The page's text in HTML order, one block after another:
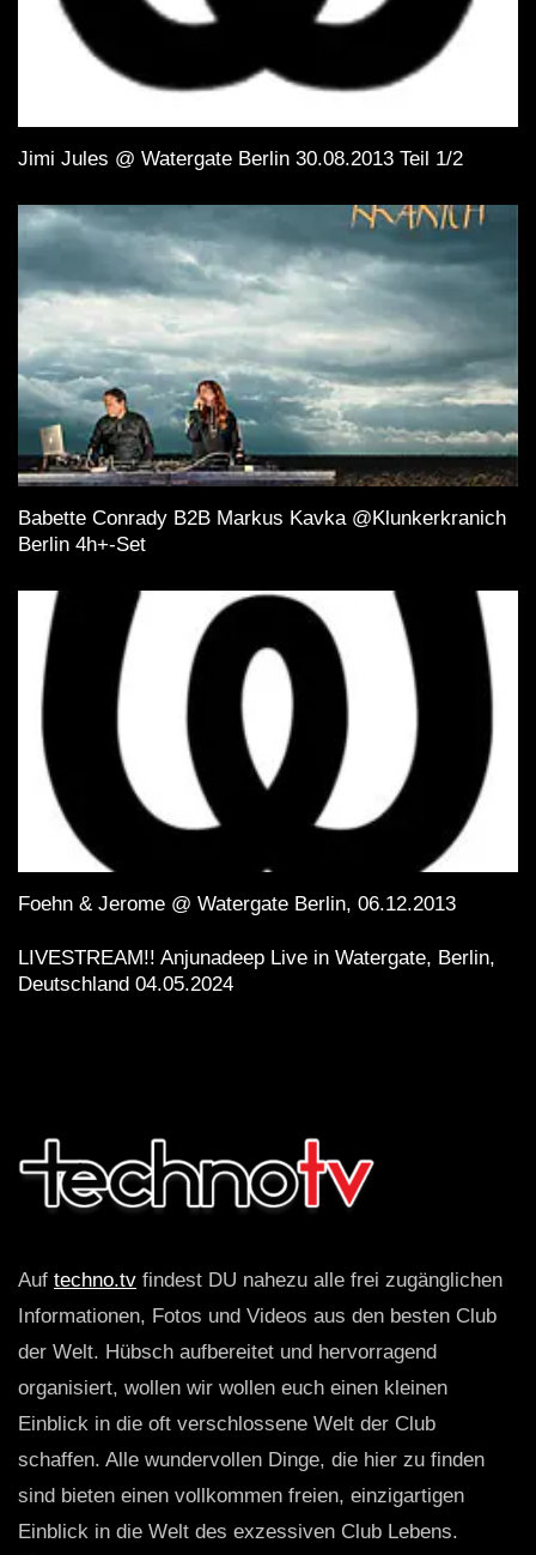
Jimi Jules @ Watergate Berlin 30.08.2013 Teil 1/2
Babette Conrady B2B Markus Kavka @Klunkerkranich
Berlin 4h+-Set
Foehn & Jerome @ Watergate Berlin, 06.12.2013
LIVESTREAM!! Anjunadeep Live in Watergate, Berlin,
Deutschland 04.05.2024
Auf techno.tv findest DU nahezu alle frei zugänglichen
Informationen, Fotos und Videos aus den besten Club
der Welt. Hübsch aufbereitet und hervorragend
organisiert, wollen wir wollen euch einen kleinen
Einblick in die oft verschlossene Welt der Club
schaffen. Alle wundervollen Dinge, die hier zu finden
sind bieten einen vollkommen freien, einzigartigen
Einblick in die Welt des exzessiven Club Lebens.